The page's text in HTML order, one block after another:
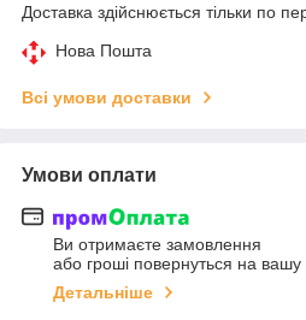
Доставка здійснюється тільки по
Нова Пошта
Всі умови доставки
Умови оплати
Ви отримаєте замовлення
або гроші повернуться на вашу
Детальніше